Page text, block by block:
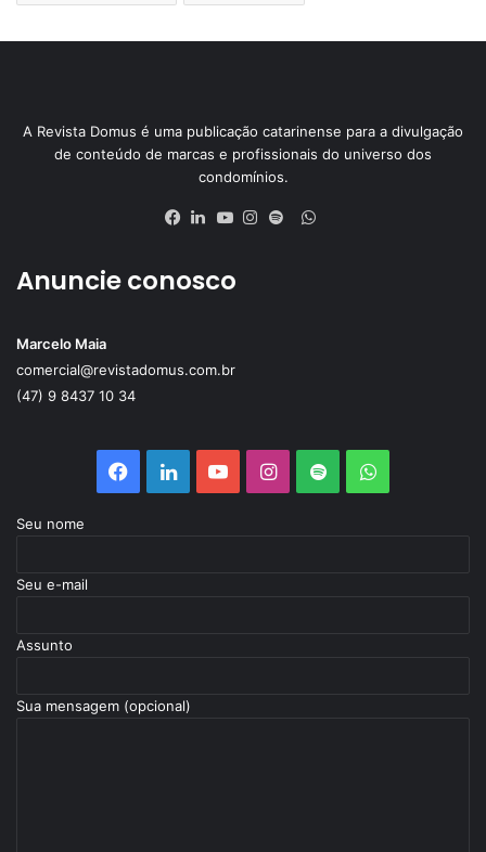
A Revista Domus é uma publicação catarinense para a divulgação
de conteúdo de marcas e profissionais do universo dos
condomínios.
Anuncie conosco
Marcelo Maia
comercial@revistadomus.com.br
(47) 9 8437 10 34
Seu nome
Seu e-mail
Assunto
Sua mensagem (opcional)